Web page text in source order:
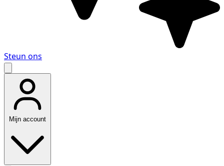
Steun ons
Mijn account